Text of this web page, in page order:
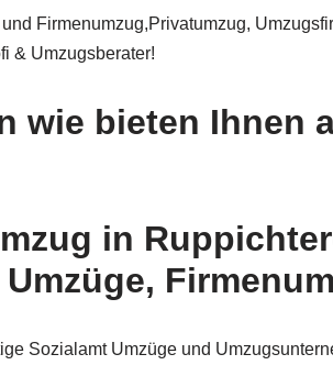
Firmenumzug,Privatumzug,
& Umzugsberater!
wie bieten Ihnen
in
Sozialamt Umzüge und